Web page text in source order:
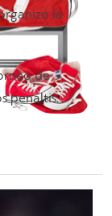
la
de
penaltis.